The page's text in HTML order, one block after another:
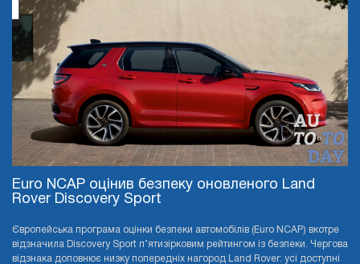
Euro NCAP оцінив безпеку оновленого Land
Rover Discovery Sport
Європейська програма оцінки безпеки автомобілів (Euro NCAP) вкотре
відзначила Discovery Sport п’ятизірковим рейтингом із безпеки. Чергова
відзнака доповнює низку попередніх нагород Land Rover: усі доступні